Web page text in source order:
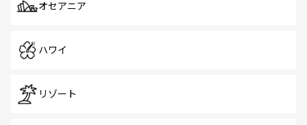
オセアニア
ハワイ
リゾート